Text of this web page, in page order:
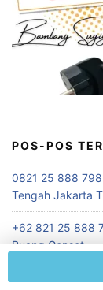
POS-POS
0821 25 888
Tengah Jakarta
+62 821 25 888
Ruang Genset
0821 25 888